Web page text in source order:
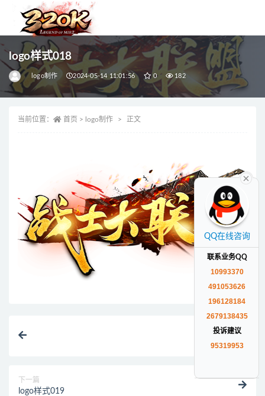
logo样式018
logo制作 2024-05-14 11:01:56 0 182
当前位置： 首页 > logo制作 正文
上一篇
logo样式017
下一篇
logo样式019
全部
QQ在线咨询
联系业务QQ
10993370
491053626
196128184
2679138435
投诉建议
95319953